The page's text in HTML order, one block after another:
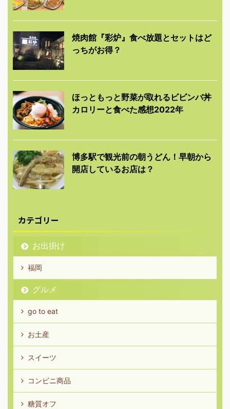
焼肉館『彩炉』食べ放題とセットはど
っちがお得？
ほっともっと野菜が取れるビビンバ丼
カロリーと食べた感想2022年
博多駅で観光前の朝うどん！早朝から
開店しているお店は？
カテゴリー
お出掛け
福岡
グルメ
go to eat
お土産
スイーツ
コンビニ商品
糖質オフ